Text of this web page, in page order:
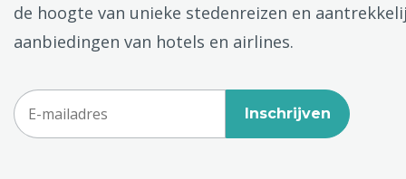
de hoogte van unieke stedenreizen en
aanbiedingen van hotels en airlines.
Inschrijven